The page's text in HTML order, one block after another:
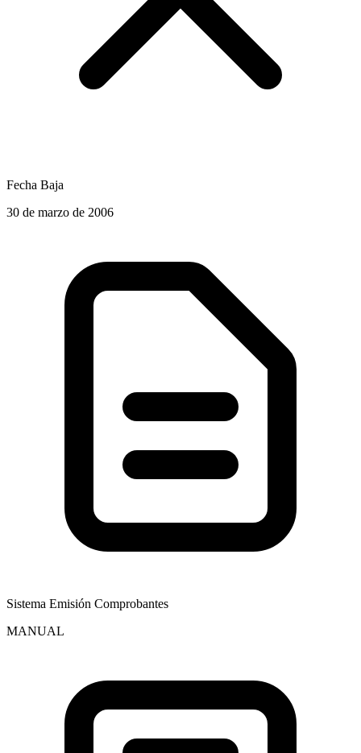
Fecha Baja
30 de marzo de 2006
Sistema Emisión Comprobantes
MANUAL